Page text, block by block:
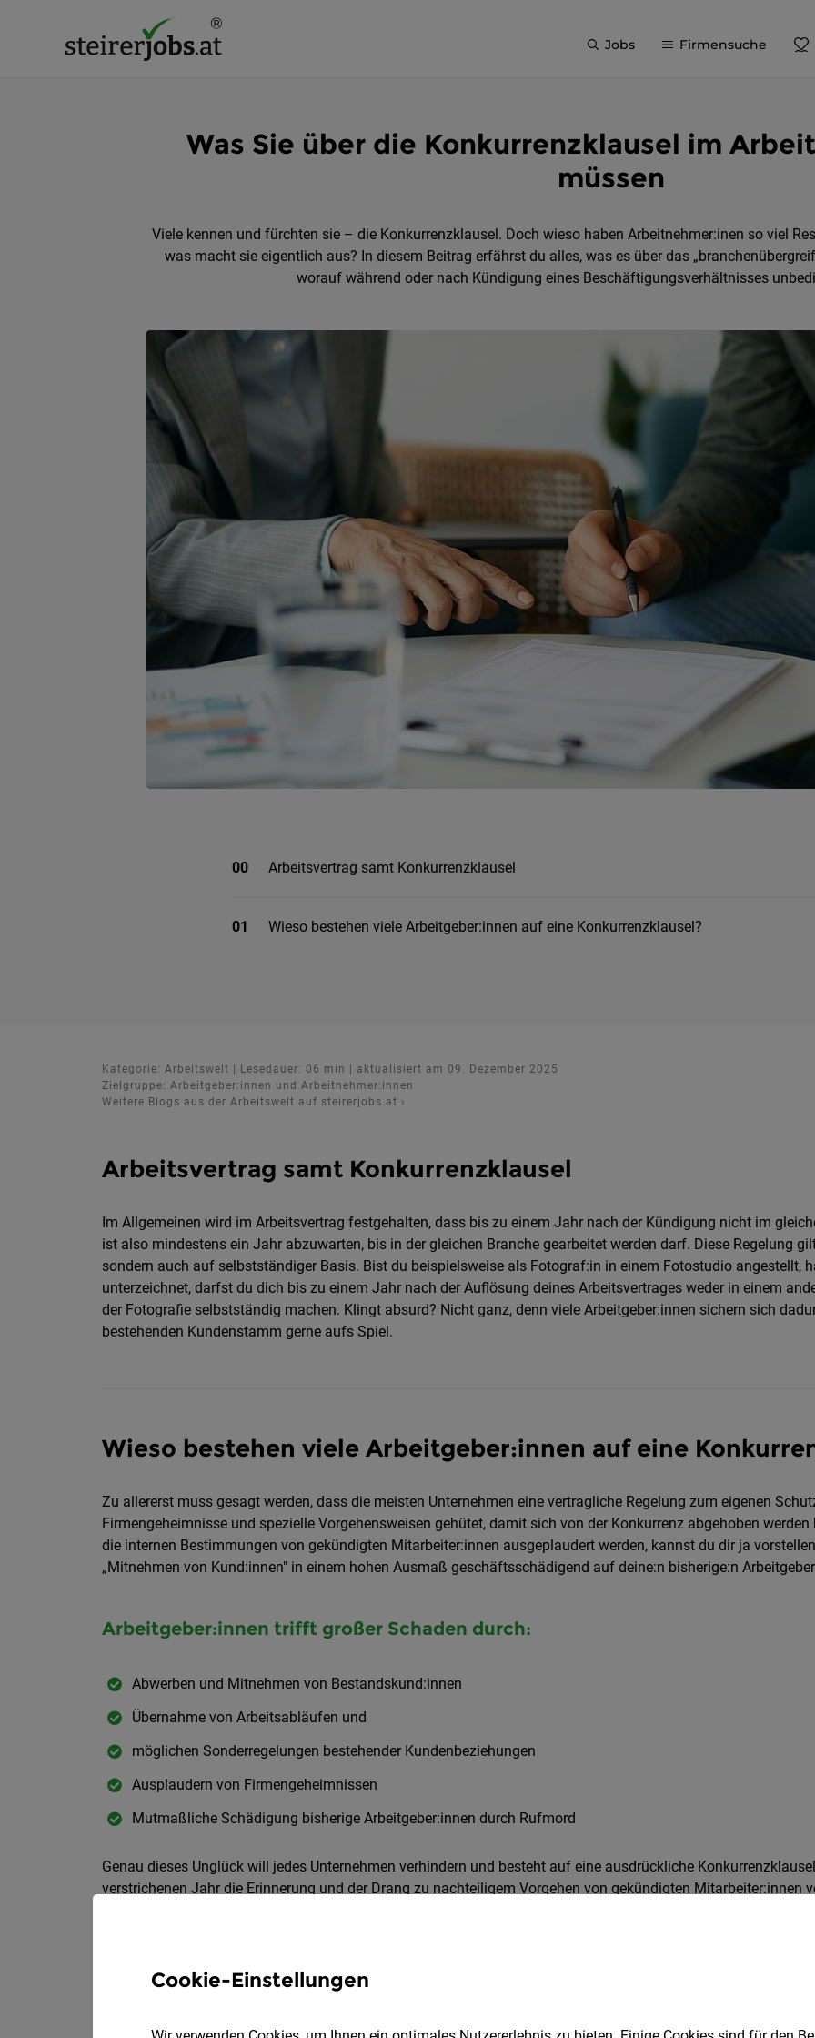
Jobs Firmensuche
Was Sie über die Konkurrenzklausel im
müssen
Viele kennen und fürchten sie – die Konkurrenzklausel. Doch wieso haben Arbeitnehmer:inen so viel
was macht sie eigentlich aus? In diesem Beitrag erfährst du alles, was es über das
worauf während oder nach Kündigung eines Beschäftigungsverhältnisses
00 Arbeitsvertrag samt Konkurrenzklausel
01 Wieso bestehen viele Arbeitgeber:innen auf eine Konkurrenzklausel?
Kategorie: Arbeitswelt | Lesedauer: 06 min | aktualisiert am 09. Dezember 2025
Zielgruppe: Arbeitgeber:innen und Arbeitnehmer:innen
Weitere Blogs aus der Arbeitswelt auf steirerjobs.at ›
Arbeitsvertrag samt Konkurrenzklausel
Im Allgemeinen wird im Arbeitsvertrag festgehalten, dass bis zu einem Jahr nach der Kündigung nicht im
ist also mindestens ein Jahr abzuwarten, bis in der gleichen Branche gearbeitet werden darf. Diese Regelung
sondern auch auf selbstständiger Basis. Bist du beispielsweise als Fotograf:in in einem Fotostudio angestellt,
unterzeichnet, darfst du dich bis zu einem Jahr nach der Auflösung deines Arbeitsvertrages weder in einem
der Fotografie selbstständig machen. Klingt absurd? Nicht ganz, denn viele Arbeitgeber:innen sichern sich
bestehenden Kundenstamm gerne aufs Spiel.
Wieso bestehen viele Arbeitgeber:innen auf eine
Zu allererst muss gesagt werden, dass die meisten Unternehmen eine vertragliche Regelung zum eigenen
Firmengeheimnisse und spezielle Vorgehensweisen gehütet, damit sich von der Konkurrenz abgehoben
die internen Bestimmungen von gekündigten Mitarbeiter:innen ausgeplaudert werden, kannst du dir ja
„Mitnehmen von Kund:innen" in einem hohen Ausmaß geschäftsschädigend auf deine:n bisherige:n
Arbeitgeber:innen trifft großer Schaden durch:
Abwerben und Mitnehmen von Bestandskund:innen
Übernahme von Arbeitsabläufen und
möglichen Sonderregelungen bestehender Kundenbeziehungen
Ausplaudern von Firmengeheimnissen
Mutmaßliche Schädigung bisherige Arbeitgeber:innen durch Rufmord
Genau dieses Unglück will jedes Unternehmen verhindern und besteht auf eine ausdrückliche
verstrichenen Jahr die Erinnerung und der Drang zu nachteiligem Vorgehen von gekündigten Mitarbeiter:innen
Beispiel: Vertriebsmitarbeiter:in
Cookie-Einstellungen